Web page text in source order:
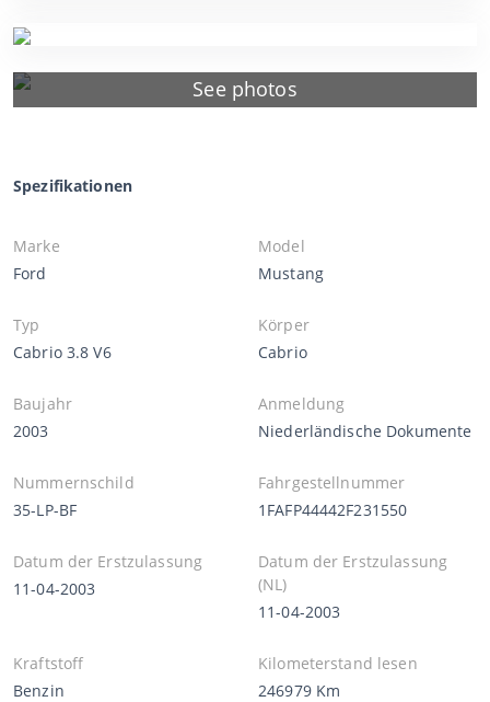
See photos
Spezifikationen
Marke
Ford
Model
Mustang
Typ
Cabrio 3.8 V6
Körper
Cabrio
Baujahr
2003
Anmeldung
Niederländische Dokumente
Nummernschild
35-LP-BF
Fahrgestellnummer
1FAFP44442F231550
Datum der Erstzulassung
11-04-2003
Datum der Erstzulassung
(NL)
11-04-2003
Kraftstoff
Benzin
Kilometerstand lesen
246979 Km